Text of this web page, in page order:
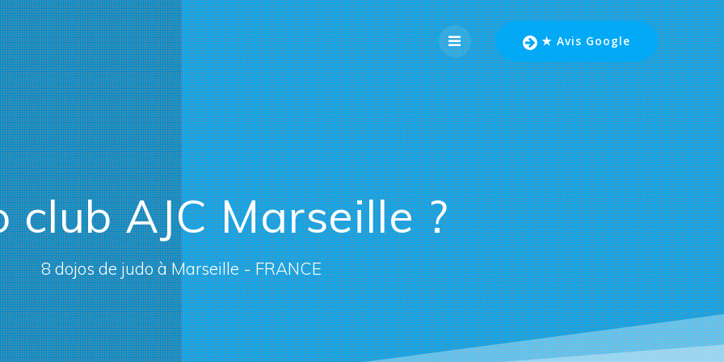
★ Avis Google
club AJC Marseille ?
8 dojos de judo à Marseille - FRANCE